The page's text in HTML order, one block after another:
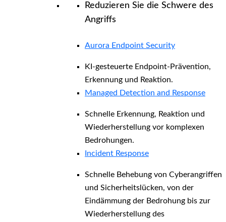
Reduzieren Sie die Schwere des
Angriffs
Aurora Endpoint Security
KI-gesteuerte Endpoint-Prävention,
Erkennung und Reaktion.
Managed Detection and Response
Schnelle Erkennung, Reaktion und
Wiederherstellung vor komplexen
Bedrohungen.
Incident Response
Schnelle Behebung von Cyberangriffen
und Sicherheitslücken, von der
Eindämmung der Bedrohung bis zur
Wiederherstellung des